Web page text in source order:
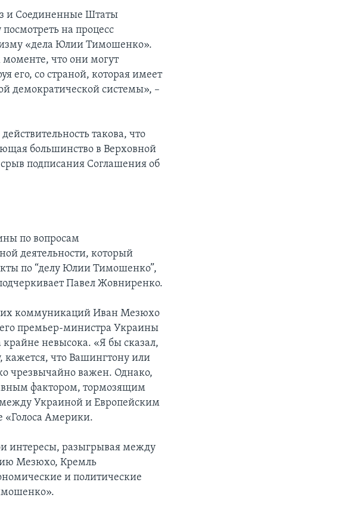
и Соединенные Штаты
на процесс
«дела Юлии Тимошенко».
что они могут
его, со страной, которая имеет
демократической системы», –
такова, что
большинство в Верховной
срыв подписания Соглашения об
по вопросам
деятельности, который
по “делу Юлии Тимошенко”,
Павел Жовниренко.
коммуникаций Иван Мезюхо
премьер-министра Украины
невысока. «Я бы сказал,
кажется, что Вашингтону или
чрезвычайно важен. Однако,
фактором, тормозящим
Украиной и Европейским
«Голоса Америки.
интересы, разыгрывая между
Мезюхо, Кремль
и политические